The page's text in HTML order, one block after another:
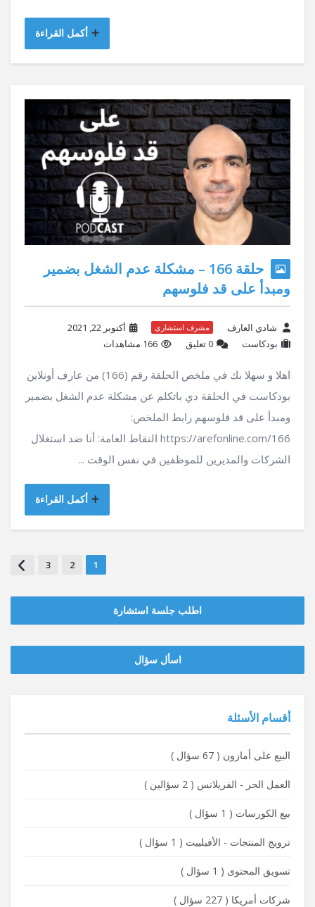
أكمل القراءة
حلقة 166 – مشكلة عدم الشغل بضمير
ومبدأ على قد فلوسهم
شادي العارف مشرف استشاري
أكتوبر 22, 2021
بودكاست
‫0 تعليق 166 مشاهدات
اهلا و سهلا بك في ملخص الحلقة رقم (166) من عارف أونلاين
بودكاست في الحلقة دي باتكلم عن مشكلة عدم الشغل بضمير
ومبدأ على قد فلوسهم رابط الملخص:
https://arefonline.com/166 النقاط العامة: أنا ضد استغلال
الشركات والمديرين للموظفين في نفس الوقت ...
أكمل القراءة
1
2
3
اطلب جلسة استشارة
‫‫اسأل سؤال
أقسام الأسئلة
البيع على أمازون ( 67 سؤال )
العمل الحر - الفريلانس ( 2 سؤالين )
بيع الكورسات ( 1 سؤال )
ترويج المنتجات - الأفيلييت ( 1 سؤال )
تسويق المحتوى ( 1 سؤال )
شركات أمريكا ( 227 سؤال )